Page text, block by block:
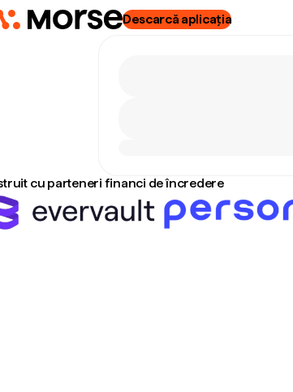
Descarcă aplicația
cu parteneri financi de încredere